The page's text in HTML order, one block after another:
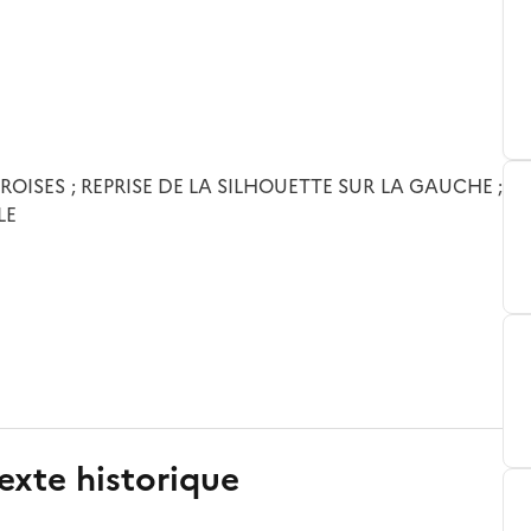
; REPRISE DE LA SILHOUETTE SUR LA GAUCHE ;
historique